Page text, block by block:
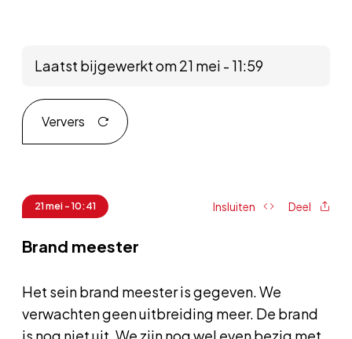
Laatst bijgewerkt om 21 mei - 11:59
Ververs
21 mei - 10:41 Insluiten Deel
Brand meester
Het sein brand meester is gegeven. We
verwachten geen uitbreiding meer. De brand